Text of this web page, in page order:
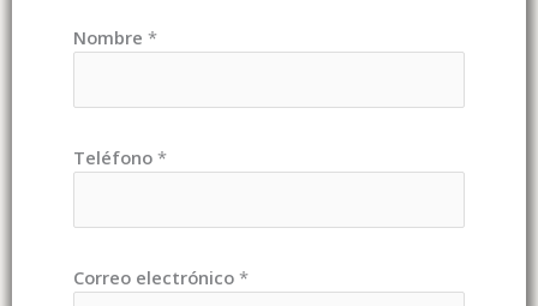
Nombre *
Teléfono *
Correo electrónico *